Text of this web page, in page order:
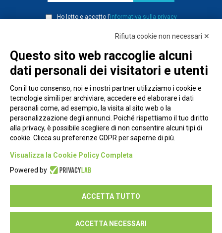
Ho letto e accetto l’informativa sulla privacy
Piazza Alessandria, 24 - 00198 Roma
Privacy Policy
Seguici su:
Rifiuta cookie non necessari ✕
Questo sito web raccoglie alcuni
dati personali dei visitatori e utenti
Con il tuo consenso, noi e i nostri partner utilizziamo i cookie e
tecnologie simili per archiviare, accedere ed elaborare i dati
personali come, ad esempio, la visita al sito web o la
personalizzazione degli annunci. Poiché rispettiamo il tuo diritto
alla privacy, è possibile scegliere di non consentire alcuni tipi di
cookie. Clicca su preferenze GDPR per saperne di più.
Visualizza la Cookie Policy Completa
Powered by
ACCETTA TUTTO
ACCETTA NECESSARI